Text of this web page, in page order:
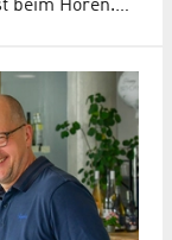
beim Hören.…